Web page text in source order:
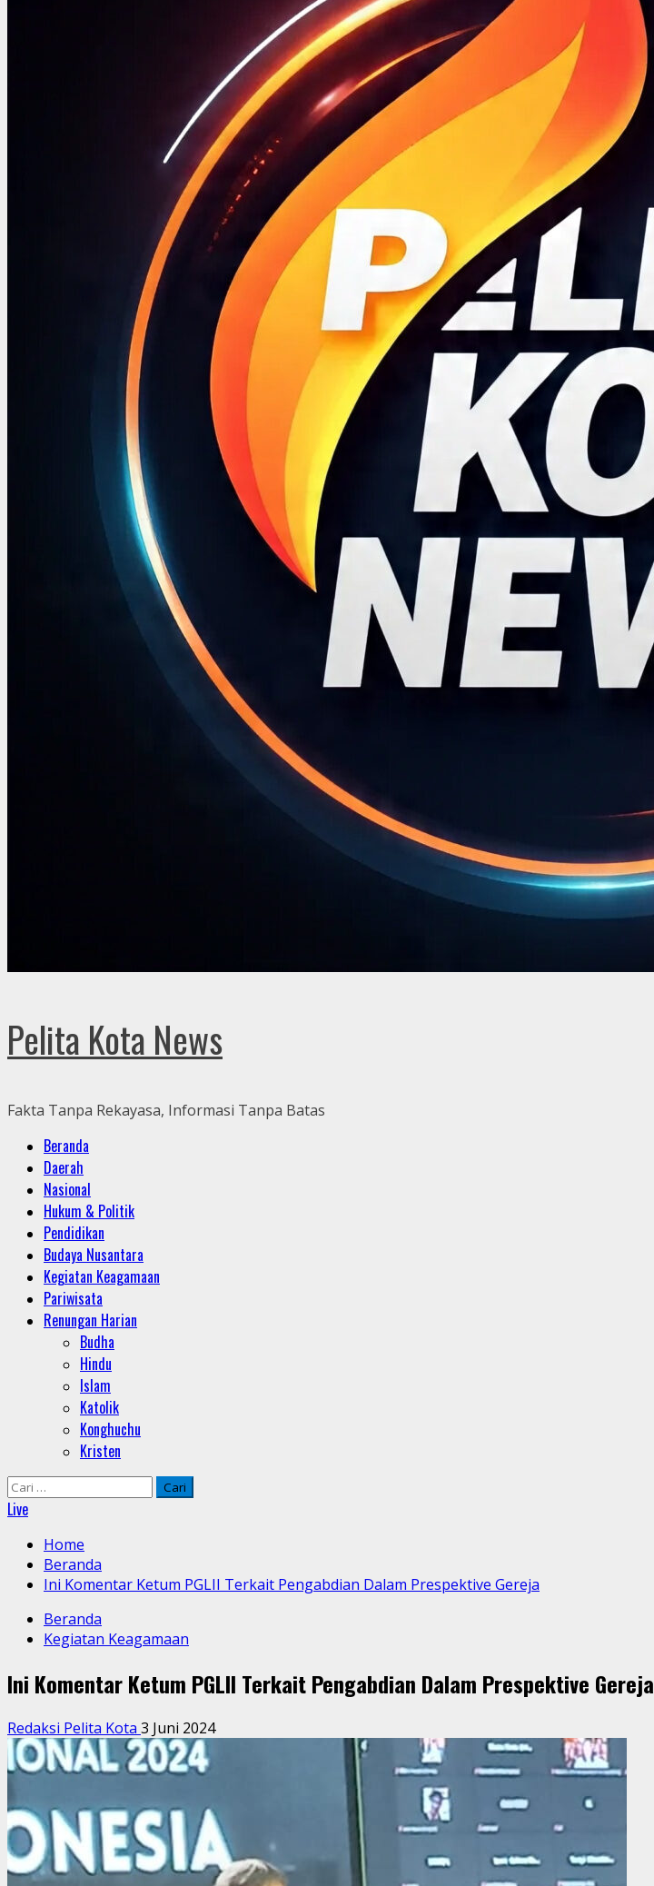
Pelita Kota News
Fakta Tanpa Rekayasa, Informasi Tanpa Batas
Primary
Menu
Beranda
Daerah
Nasional
Hukum & Politik
Pendidikan
Budaya Nusantara
Kegiatan Keagamaan
Pariwisata
Renungan Harian
Budha
Hindu
Islam
Katolik
Konghuchu
Kristen
Cari
untuk:
Live
Home
Beranda
Ini Komentar Ketum PGLII Terkait Pengabdian Dalam Prespektive Gereja
Beranda
Kegiatan Keagamaan
Ini Komentar Ketum PGLII Terkait Pengabdian Dalam Prespektive Gereja
Redaksi Pelita Kota 3 Juni 2024